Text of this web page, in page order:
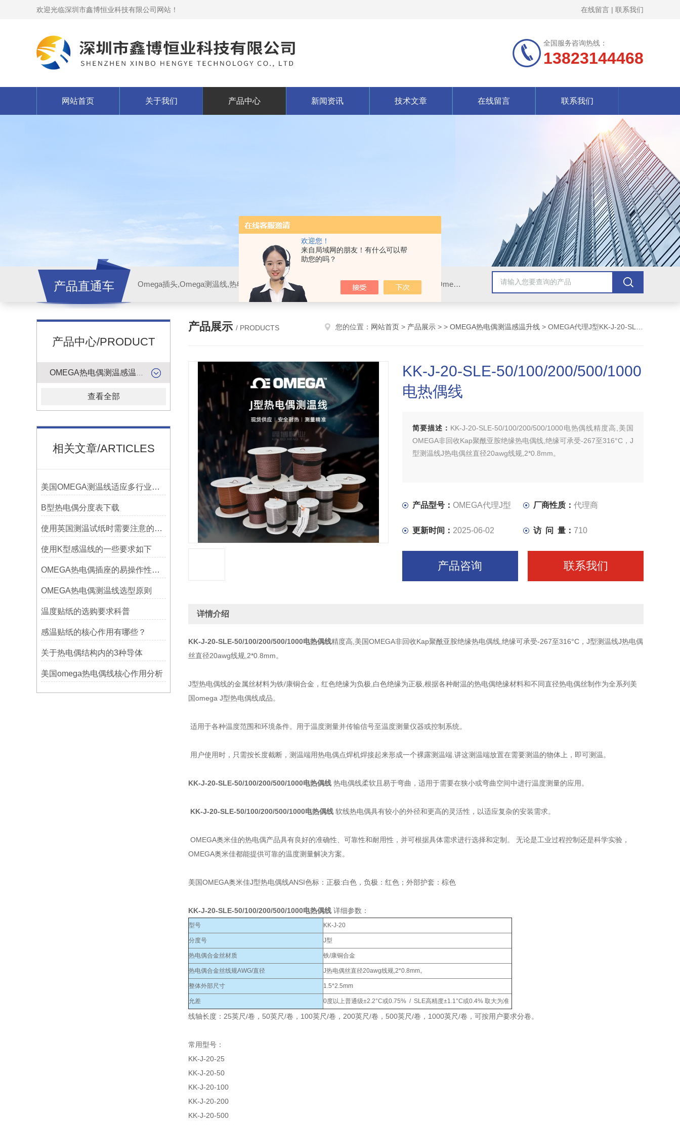
欢迎您！
来自局域网的朋友！有什么可以帮
助您的吗？
欢迎光临深圳市鑫博恒业科技有限公司网站！ 在线留言 | 联系我们
全国服务咨询热线：
13823144468
网站首页 关于我们 产品中心 新闻资讯 技术文章 在线留言 联系我们
产品直通车 Omega插头,Omega测温线,热电偶测温线,热电偶线,铠装热电偶,热电偶连接器,热电偶插头,Omega热电偶线,T型热电偶线,TMC测温纸
产品中心/PRODUCT
查看全部
相关文章/ARTICLES
美国OMEGA测温线适应多行业需求
B型热电偶分度表下载
使用英国测温试纸时需要注意的事项
使用K型感温线的一些要求如下
OMEGA热电偶插座的易操作性探讨
OMEGA热电偶测温线选型原则
温度贴纸的选购要求科普
感温贴纸的核心作用有哪些？
关于热电偶结构内的3种导体
美国omega热电偶线核心作用分析
产品展示 / PRODUCTS 您的位置： 网站首页 > 产品展示 > > OMEGA热电偶测温感温升线 > OMEGA代理J型KK-J-20-SLE-50/100/200/500/1000电热偶线
KK-J-20-SLE-50/100/200/500/1000
电热偶线
简要描述： KK-J-20-SLE-50/100/200/500/1000电热偶线精度高,美国
OMEGA非回收Kap聚酰亚胺绝缘热电偶线,绝缘可承受-267至316°C，J
型测温线J热电偶丝直径20awg线规,2*0.8mm。
产品型号： OMEGA代理J型 厂商性质： 代理商
更新时间： 2025-06-02 访 问 量： 710
产品咨询 联系我们
详情介绍
KK-J-20-SLE-50/100/200/500/1000电热偶线精度高,美国OMEGA非回收Kap聚酰亚胺绝缘热电偶线,绝缘可承受-267至316°C，J型测温线J热电偶
丝直径20awg线规,2*0.8mm。
J型热电偶线的金属丝材料为铁/康铜合金，红色绝缘为负极,白色绝缘为正极,根据各种耐温的热电偶绝缘材料和不同直径热电偶丝制作为全系列美
国omega J型热电偶线成品。
适用于各种温度范围和环境条件。用于温度测量并传输信号至温度测量仪器或控制系统。
用户使用时，只需按长度截断，测温端用热电偶点焊机焊接起来形成一个裸露测温端.讲这测温端放置在需要测温的物体上，即可测温。
KK-J-20-SLE-50/100/200/500/1000电热偶线 热电偶线柔软且易于弯曲，适用于需要在狭小或弯曲空间中进行温度测量的应用。
KK-J-20-SLE-50/100/200/500/1000电热偶线 软线热电偶具有较小的外径和更高的灵活性，以适应复杂的安装需求。
OMEGA奥米佳的热电偶产品具有良好的准确性、可靠性和耐用性，并可根据具体需求进行选择和定制。 无论是工业过程控制还是科学实验，
OMEGA奥米佳都能提供可靠的温度测量解决方案。
美国OMEGA奥米佳J型热电偶线ANSI色标：正极:白色，负极：红色；外部护套：棕色
KK-J-20-SLE-50/100/200/500/1000电热偶线 详细参数：
型号 KK-J-20
分度号 J型
热电偶合金丝材质 铁/康铜合金
热电偶合金丝线规AWG/直径 J热电偶丝直径20awg线规,2*0.8mm。
整体外部尺寸 1.5*2.5mm
允差 0度以上普通级±2.2°C或0.75% / SLE高精度±1.1°C或0.4% 取大为准
线轴长度：25英尺/卷，50英尺/卷，100英尺/卷，200英尺/卷，500英尺/卷，1000英尺/卷，可按用户要求分卷。
常用型号：
KK-J-20-25
KK-J-20-50
KK-J-20-100
KK-J-20-200
KK-J-20-500